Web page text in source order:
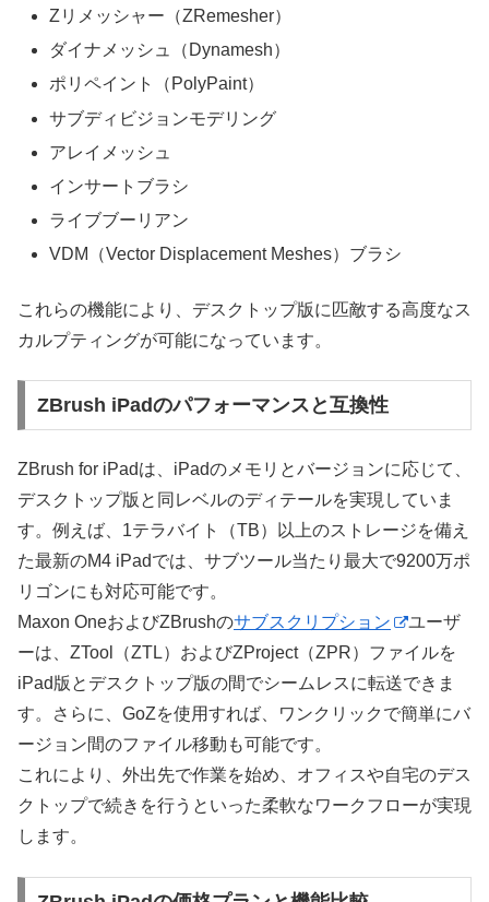
Zリメッシャー（ZRemesher）
ダイナメッシュ（Dynamesh）
ポリペイント（PolyPaint）
サブディビジョンモデリング
アレイメッシュ
インサートブラシ
ライブブーリアン
VDM（Vector Displacement Meshes）ブラシ
これらの機能により、デスクトップ版に匹敵する高度なス
カルプティングが可能になっています。
ZBrush iPadのパフォーマンスと互換性
ZBrush for iPadは、iPadのメモリとバージョンに応じて、
デスクトップ版と同レベルのディテールを実現していま
す。例えば、1テラバイト（TB）以上のストレージを備え
た最新のM4 iPadでは、サブツール当たり最大で9200万ポ
リゴンにも対応可能です。
Maxon OneおよびZBrushのサブスクリプション
ユーザ
ーは、ZTool（ZTL）およびZProject（ZPR）ファイルを
iPad版とデスクトップ版の間でシームレスに転送できま
す。さらに、GoZを使用すれば、ワンクリックで簡単にバ
ージョン間のファイル移動も可能です。
これにより、外出先で作業を始め、オフィスや自宅のデス
クトップで続きを行うといった柔軟なワークフローが実現
します。